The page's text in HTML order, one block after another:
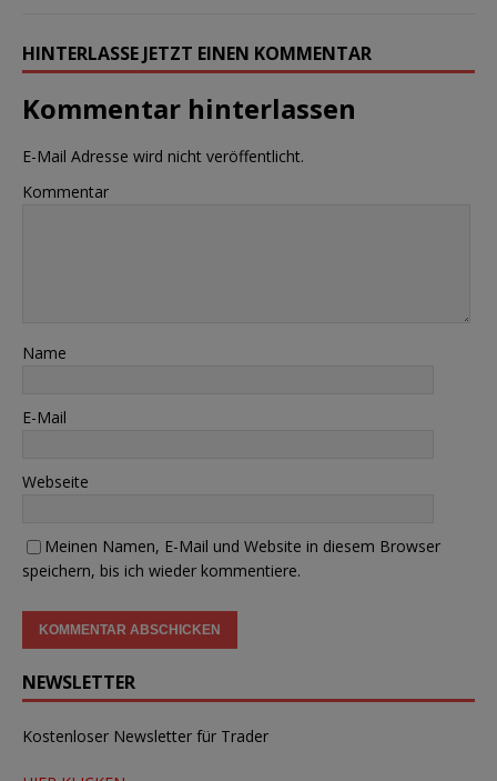
HINTERLASSE JETZT EINEN KOMMENTAR
Kommentar hinterlassen
E-Mail Adresse wird nicht veröffentlicht.
Kommentar
Name
E-Mail
Webseite
Meinen Namen, E-Mail und Website in diesem Browser
speichern, bis ich wieder kommentiere.
NEWSLETTER
Kostenloser Newsletter für Trader